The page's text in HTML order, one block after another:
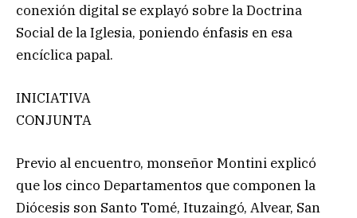
conexión digital se explayó sobre la Doctrina
Social de la Iglesia, poniendo énfasis en esa
encíclica papal.
INICIATIVA
CONJUNTA
Previo al encuentro, monseñor Montini explicó
que los cinco Departamentos que componen la
Diócesis son Santo Tomé, Ituzaingó, Alvear, San